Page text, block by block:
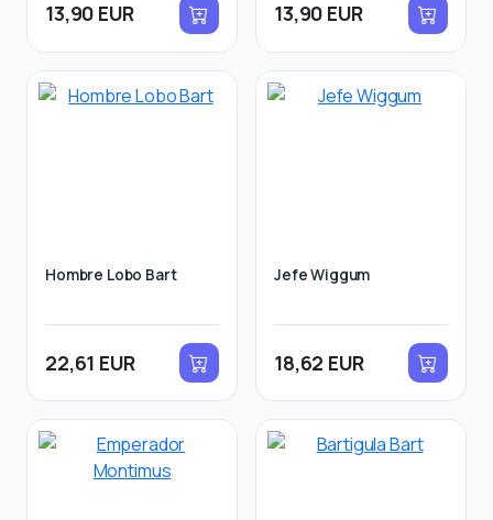
13,90 EUR 13,90 EUR
Hombre Lobo Bart
22,61 EUR
Jefe Wiggum
18,62 EUR